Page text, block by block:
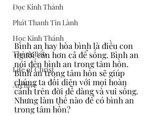
Đọc Kinh Thánh
Phát Thanh Tin Lành
Học Kinh Thánh
Thông Báo
Life of Christ
Archive
Bình an hay hòa bình là điều con
người cần hơn cả để sống. Bình an
nói đến bình an trong tâm hồn.
Bình an trong tâm hồn sẽ giúp
chúng ta đối diện với mọi hoàn
cảnh trên đời dễ dàng và vui sống.
Nhưng làm thế nào để có bình an
trong tâm hồn?